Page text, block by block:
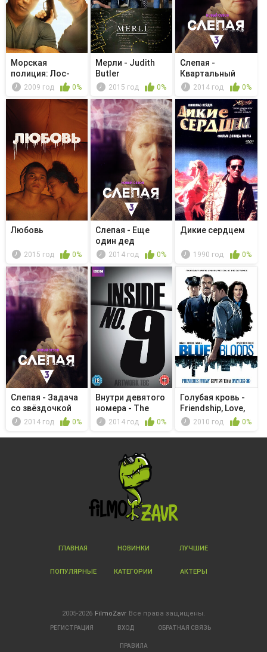
Морская
полиция: Лос-
Анджелес -
2009 год 0%
Мерли - Judith
Butler
2015 год 0%
Слепая -
Квартальный
отчёт2014 год 0%
Любовь
2015 год 0%
Слепая - Еще
один дед
2014 год 0%
Дикие сердцем
1990 год 0%
Слепая - Задача
со звёздочкой
2014 год 0%
Внутри девятого
номера - The
Curse of...
2014 год 0%
Голубая кровь -
Friendship, Love,
and...2010 год 0%
ГЛАВНАЯ НОВИНКИ ЛУЧШИЕ
ПОПУЛЯРНЫЕ КАТЕГОРИИ АКТЕРЫ
2005-2026 FilmoZavr Все права защищены.
РЕГИСТРАЦИЯ ВХОД ОБРАТНАЯ СВЯЗЬ
ПРАВИЛА